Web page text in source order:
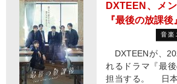
DXTEEN、メ
『最後の放課
音楽
DXTEENが、
れるドラマ『最
担当する。 日本